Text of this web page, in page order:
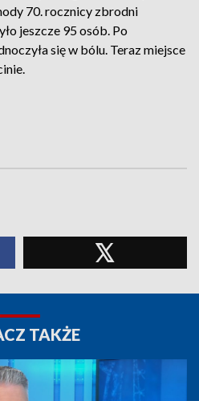
70. rocznicy zbrodni
jeszcze 95 osób. Po
się w bólu. Teraz miejsce
TAKŻE